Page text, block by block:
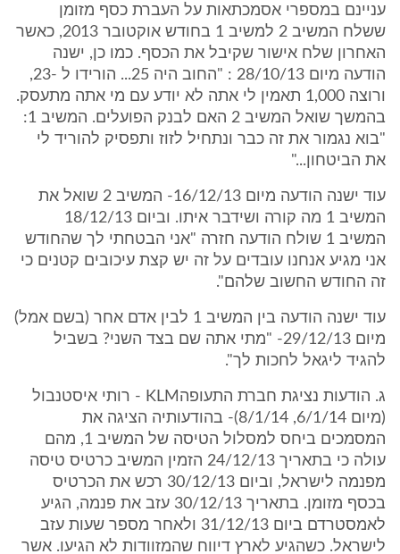
עניינם במספרי אסמכתאות על העברת כסף מזומן
ששלח המשיב 2 למשיב 1 בחודש אוקטובר 2013, כאשר
האחרון שלח אישור שקיבל את הכסף. כמו כן, ישנה
הודעה מיום 28/10/13 : "החוב היה 25... הורידו ל -23,
ורוצה 1,000 תאמין לי אתה לא יודע עם מי אתה מתעסק.
בהמשך שואל המשיב 2 האם לבנק הפועלים. המשיב 1:
"בוא נגמור את זה כבר ונתחיל לזוז ותפסיק להוריד לי
את הביטחון..."
עוד ישנה הודעה מיום 16/12/13- המשיב 2 שואל את
המשיב 1 מה קורה ושידבר איתו. וביום 18/12/13
המשיב 1 שולח הודעה חזרה "אני הבטחתי לך שהחודש
אני מגיע אנחנו עובדים על זה יש קצת עיכובים קטנים כי
זה החודש החשוב שלהם".
עוד ישנה הודעה בין המשיב 1 לבין אדם אחר (בשם אמל)
מיום 29/12/13- "מתי אתה שם בצד השני? בשביל
להגיד ליגאל לחכות לך".
ג. הודעות נציגת חברת התעופהKLM - רותי איסטנבול
(מיום 6/1/14, 8/1/14)- בהודעותיה הציגה את
המסמכים ביחס למסלול הטיסה של המשיב 1, מהם
עולה כי בתאריך 24/12/13 הזמין המשיב כרטיס טיסה
מפנמה לישראל, וביום 30/12/13 רכש את הכרטיס
בכסף מזומן. בתאריך 30/12/13 עזב את פנמה, הגיע
לאמסטרדם ביום 31/12/13 ולאחר מספר שעות עזב
לישראל. כשהגיע לארץ דיווח שהמזוודות לא הגיעו. אשר